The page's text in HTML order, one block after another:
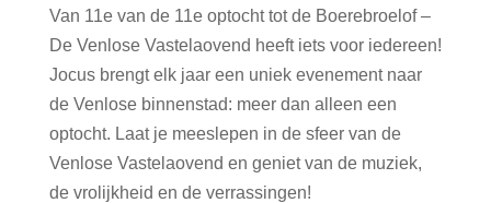
Van 11e van de 11e optocht tot de Boerebroelof –
De Venlose Vastelaovend heeft iets voor iedereen!
Jocus brengt elk jaar een uniek evenement naar
de Venlose binnenstad: meer dan alleen een
optocht. Laat je meeslepen in de sfeer van de
Venlose Vastelaovend en geniet van de muziek,
de vrolijkheid en de verrassingen!